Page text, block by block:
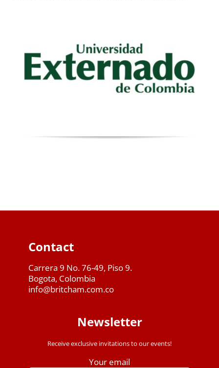
Contact
Carrera 9 No. 76-49, Piso 9.
Bogota, Colombia
info@britcham.com.co
Newsletter
Receive exclusive invitations to our events!
Your email